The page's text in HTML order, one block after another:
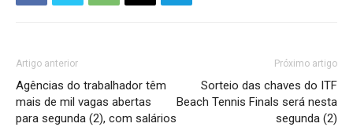
Artigo anterior
Agências do trabalhador têm
mais de mil vagas abertas
para segunda (2), com salários
Próximo artigo
Sorteio das chaves do ITF
Beach Tennis Finals será nesta
segunda (2)